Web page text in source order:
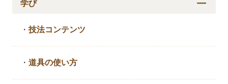
学び
・技法コンテンツ
・道具の使い方